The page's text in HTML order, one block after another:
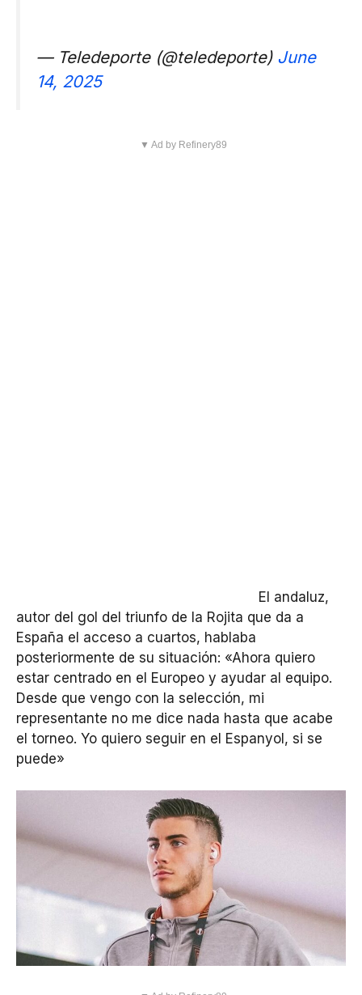
— Teledeporte (@teledeporte) June
14, 2025
▼ Ad by Refinery89
El andaluz,
autor del gol del triunfo de la Rojita que da a
España el acceso a cuartos, hablaba
posteriormente de su situación: «Ahora quiero
estar centrado en el Europeo y ayudar al equipo.
Desde que vengo con la selección, mi
representante no me dice nada hasta que acabe
el torneo. Yo quiero seguir en el Espanyol, si se
puede»